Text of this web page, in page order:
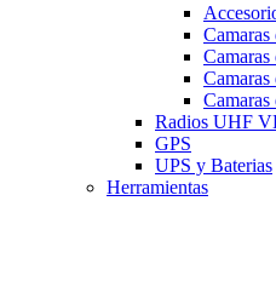
Camaras
Camaras
Radios UHF
GPS
UPS y Baterias
Herramientas